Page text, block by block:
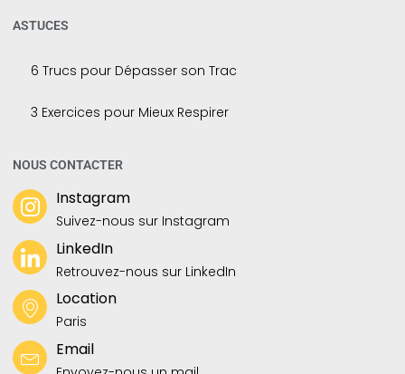
ASTUCES
6 Trucs pour Dépasser son Trac
3 Exercices pour Mieux Respirer
NOUS CONTACTER
Instagram
Suivez-nous sur Instagram
LinkedIn
Retrouvez-nous sur LinkedIn
Location
Paris
Email